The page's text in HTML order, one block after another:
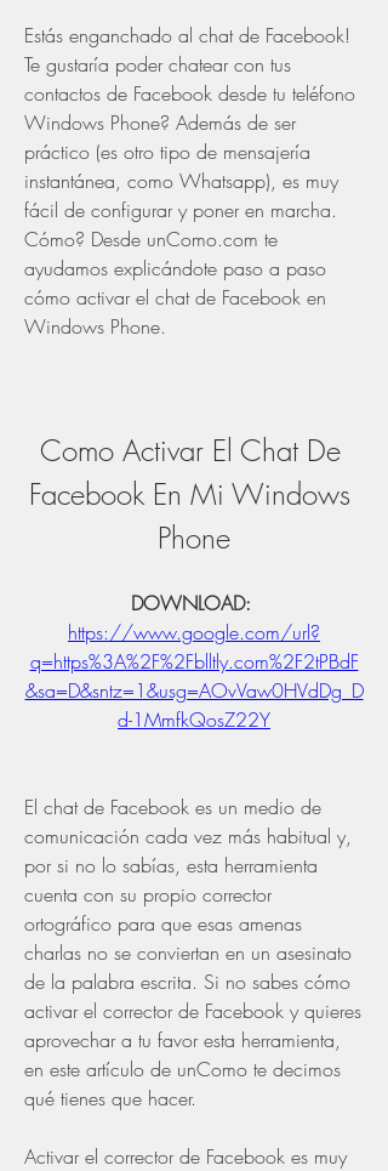
Estás enganchado al chat de Facebook!
Te gustaría poder chatear con tus
contactos de Facebook desde tu teléfono
Windows Phone? Además de ser
práctico (es otro tipo de mensajería
instantánea, como Whatsapp), es muy
fácil de configurar y poner en marcha.
Cómo? Desde unComo.com te
ayudamos explicándote paso a paso
cómo activar el chat de Facebook en
Windows Phone.
Como Activar El Chat De
Facebook En Mi Windows
Phone
https://www.google.com/url?
q=https%3A%2F%2Fblltly.com%2F2tPBdF
&sa=D&sntz=1&usg=AOvVaw0HVdDg_D
d-1MmfkQosZ22Y
El chat de Facebook es un medio de
comunicación cada vez más habitual y,
por si no lo sabías, esta herramienta
cuenta con su propio corrector
ortográfico para que esas amenas
charlas no se conviertan en un asesinato
de la palabra escrita. Si no sabes cómo
activar el corrector de Facebook y quieres
aprovechar a tu favor esta herramienta,
en este artículo de unComo te decimos
qué tienes que hacer.
Activar el corrector de Facebook es muy